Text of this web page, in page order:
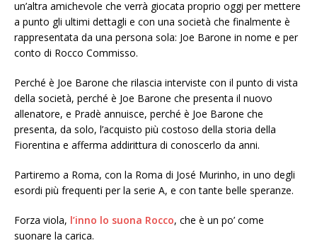
un’altra amichevole che verrà giocata proprio oggi per mettere
a punto gli ultimi dettagli e con una società che finalmente è
rappresentata da una persona sola: Joe Barone in nome e per
conto di Rocco Commisso.
Perché è Joe Barone che rilascia interviste con il punto di vista
della società, perché è Joe Barone che presenta il nuovo
allenatore, e Pradè annuisce, perché è Joe Barone che
presenta, da solo, l’acquisto più costoso della storia della
Fiorentina e afferma addirittura di conoscerlo da anni.
Partiremo a Roma, con la Roma di José Murinho, in uno degli
esordi più frequenti per la serie A, e con tante belle speranze.
Forza viola, l’inno lo suona Rocco, che è un po’ come
suonare la carica.